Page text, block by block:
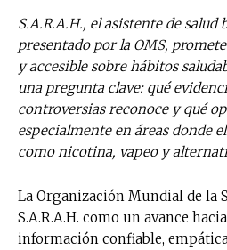
S.A.R.A.H., el asistente de salud
presentado por la OMS,
y accesible sobre hábitos
una pregunta clave: qué
controversias reconoce y qué
especialmente en áreas donde
como nicotina, vapeo y
La Organización Mundial de la
S.A.R.A.H. como un avance
información confiable,